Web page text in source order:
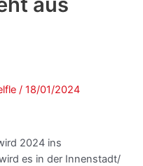
/ 18/01/2024
2024 ins
es in der Innenstadt/